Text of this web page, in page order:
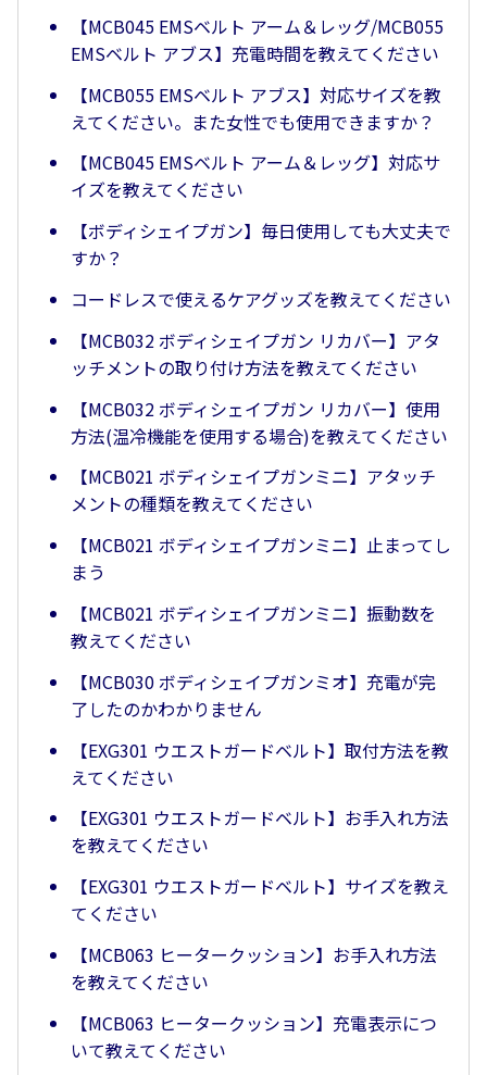
【MCB045 EMSベルト アーム＆レッグ/MCB055
EMSベルト アブス】充電時間を教えてください
【MCB055 EMSベルト アブス】対応サイズを教
えてください。また女性でも使用できますか？
【MCB045 EMSベルト アーム＆レッグ】対応サ
イズを教えてください
【ボディシェイプガン】毎日使用しても大丈夫で
すか？
コードレスで使えるケアグッズを教えてください
【MCB032 ボディシェイプガン リカバー】アタ
ッチメントの取り付け方法を教えてください
【MCB032 ボディシェイプガン リカバー】使用
方法(温冷機能を使用する場合)を教えてください
【MCB021 ボディシェイプガンミニ】アタッチ
メントの種類を教えてください
【MCB021 ボディシェイプガンミニ】止まってし
まう
【MCB021 ボディシェイプガンミニ】振動数を
教えてください
【MCB030 ボディシェイプガンミオ】充電が完
了したのかわかりません
【EXG301 ウエストガードベルト】取付方法を教
えてください
【EXG301 ウエストガードベルト】お手入れ方法
を教えてください
【EXG301 ウエストガードベルト】サイズを教え
てください
【MCB063 ヒータークッション】お手入れ方法
を教えてください
【MCB063 ヒータークッション】充電表示につ
いて教えてください